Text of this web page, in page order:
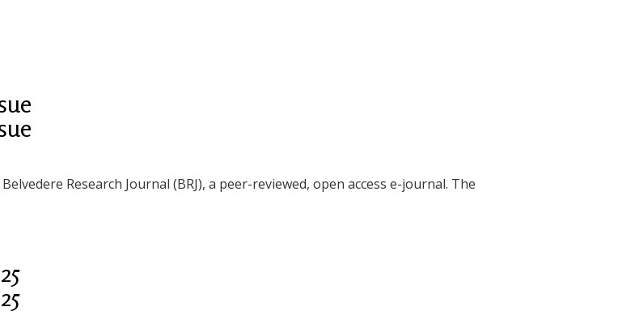
Research Journal (BRJ), a peer-reviewed, open access e-journal. The